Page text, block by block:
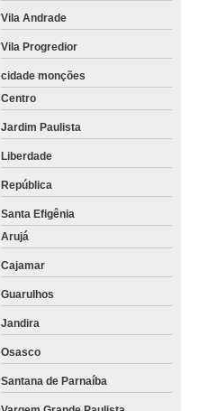
Vila Andrade
Vila Progredior
cidade monções
Centro
Jardim Paulista
Liberdade
República
Santa Efigênia
Arujá
Cajamar
Guarulhos
Jandira
Osasco
Santana de Parnaíba